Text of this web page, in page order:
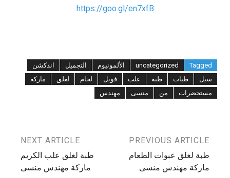
https://goo.gl/en7xfB
Tagged
uncategorized الألمونيوم التجميل
اندكشن
سيل
طبات طبة علب فويل لحام لغلق
ماركة
مستحضرات
من منسى مهندس
تصفّح
المقالات
PREVIOUS ARTICLE
طبة لغلق عبوات الطعام
ماركة مهندس منسى
NEXT ARTICLE
طبة لغلق علب الكريم
ماركة مهندس منسى